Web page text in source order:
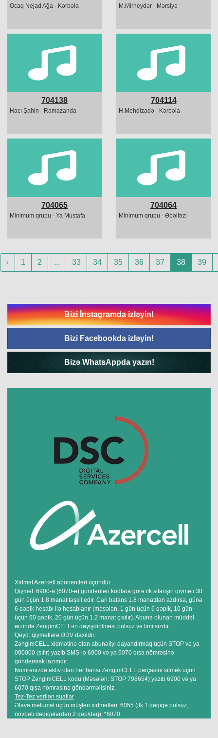
Ocaq Nejad Ağa - Kərbəla M.Mirheydər - Mərsiyə
704138
Hacı Şahin - Ramazanda
704114
H.Mehdizadə - Kərbəla
704065
Minimum qrupu - Ya Mustafa
704064
Minimum qrupu - Əbəlfəzl
‹ 1 2 ... 33 34 35 36 37 38 39
Bizi İnstagramda izləyin!
Bizi Facebookda izləyin!
Bizə WhatsAppda yazın!
Xidmət Azercell abonentləri üçündür.
Qiymət: 6900-a (6070-ə) göndərilən kodlara görə ilk sifarişin qiyməti 30
gün üçün 1.8 manat təşkil edir. Cari balans 1.8 manatdan azdırsa, günə
6 qəpik hesabı ilə hesablanır (məsələn, 1 gün üçün 6 qəpik, 10 gün
üçün 60 qəpik, 20 gün üçün 1.2 manat çıxılır). Abunə olunan müddət
ərzində ZengimCELL-in dəyişdirilməsi pulsuz və limitsizdir.
Qeyd: qiymətlərə ƏDV daxildir.
ZəngimCELL xidmətinə olan abunəliyi dayandırmaq üçün STOP və ya
000000 (sıfır) yazıb SMS-lə 6900 və ya 6070 qısa nömrəsinə
göndərmək lazımdır.
Nömrənizdə aktiv olan hər hansı ZəngimCELL parçasını silmək üçün
STOP ZəngimCELL kodu (Məsələn: STOP 798654) yazıb 6900 və ya
6070 qısa nömrəsinə göndərməlisiniz.
Tez-Tez verilən suallar
Əlavə məlumat üçün müştəri xidmətləri: 6055 (ilk 1 dəqiqə pulsuz,
növbəti dəqiqələrdən 2 qəp/dəq), *6070.